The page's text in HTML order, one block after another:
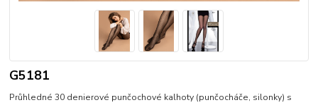
G5181
Průhledné 30 denierové punčochové kalhoty (punčocháče, silonky) s